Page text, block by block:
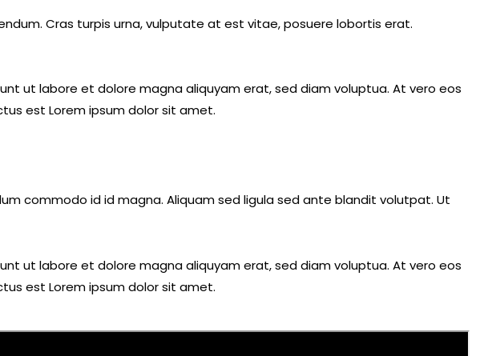
Cras turpis urna, vulputate at est vitae, posuere lobortis erat.
ut labore et dolore magna aliquyam erat, sed diam voluptua. At vero eos
est Lorem ipsum dolor sit amet.
commodo id id magna. Aliquam sed ligula sed ante blandit volutpat. Ut
ut labore et dolore magna aliquyam erat, sed diam voluptua. At vero eos
est Lorem ipsum dolor sit amet.